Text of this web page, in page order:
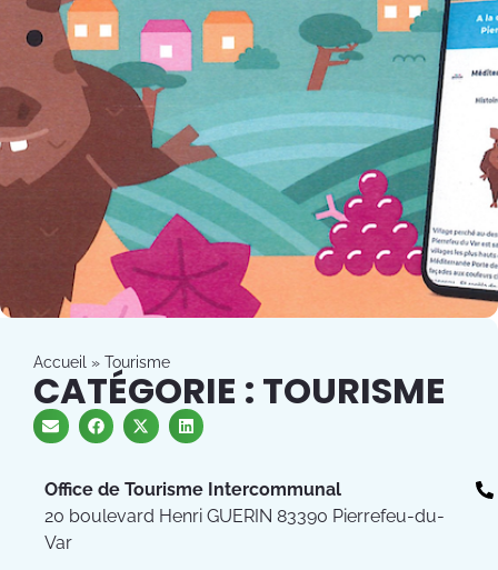
Accueil » Tourisme
CATÉGORIE : TOURISME
Office de Tourisme Intercommunal
20 boulevard Henri GUERIN 83390 Pierrefeu-du-
Var